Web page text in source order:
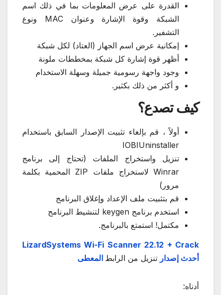
القدرة على عرض المعلومات بما في ذلك اسم
الشبكة وقوة الإشارة وعنوان MAC ونوع
التشفير.
إمكانية عرض اسم الجهاز (العتاد) لكل شبكة
أظهر قوة إشارة كل شبكة بمخططات ملونة
وجود واجهة رسومية جميلة وسهلة الاستخدام
و أكثر من ذلك بكثير.
كيف تصدع؟
أولاً ، قم بإلغاء تثبيت الإصدار السابق باستخدام
IOBIUninstaller
تنزيل واستخراج الملفات (تحتاج إلى برنامج
Winrar لاستخراج ملفات ZIP المحمية بكلمة
مرور)
قم بتثبيت ملف الإعداد وإغلاق البرنامج
استخدم برنامج keygen لتنشيط البرنامج
مكتمل! استمتع بالبرنامج.
LizardSystems Wi-Fi Scanner 22.12 + Crack
أحدث إصدار تنزيل من الرابط المعطى
أدناه: